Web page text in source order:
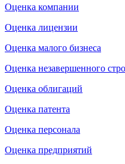
Оценка компании
Оценка лицензии
Оценка малого бизнеса
Оценка незавершенного
Оценка облигаций
Оценка патента
Оценка персонала
Оценка предприятий